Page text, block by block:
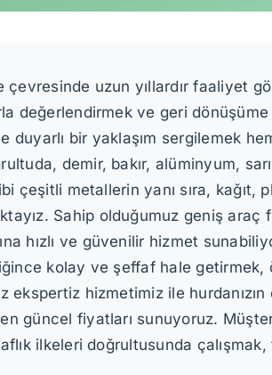
çevresinde uzun yıllardır faaliyet
değerlendirmek ve geri dönüşüme
duyarlı bir yaklaşım sergilemek
demir, bakır, alüminyum,
çeşitli metallerin yanı sıra, kağıt,
Sahip olduğumuz geniş araç
hızlı ve güvenilir hizmet
kolay ve şeffaf hale getirmek,
ekspertiz hizmetimiz ile
güncel fiyatları sunuyoruz.
ilkeleri doğrultusunda çalışmak,